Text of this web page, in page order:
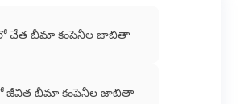
చేత బీమా కంపెనీల జాబితా
జీవిత బీమా కంపెనీల జాబితా